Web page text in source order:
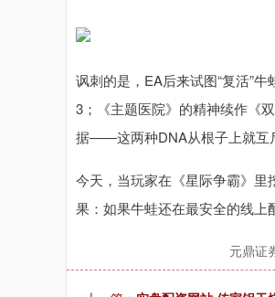
讽刺的是，EA后来试图“复活”
3；《主题医院》的精神续作《
据——这两种DNA从根子上就互
今天，当玩家在《星际争霸》
果：如果牛蛙还在最安全的线上
元鼎证